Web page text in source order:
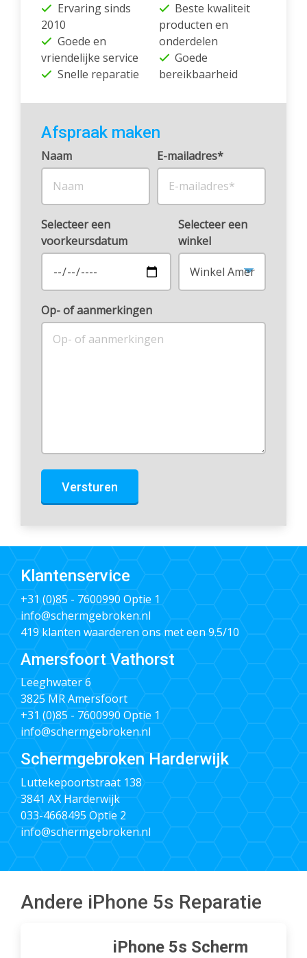
Ervaring sinds
2010
Goede en
vriendelijke service
Snelle reparatie
Beste kwaliteit
producten en
onderdelen
Goede
bereikbaarheid
Afspraak maken
Naam E-mailadres*
Selecteer een
voorkeursdatum
Selecteer een
winkel
Op- of aanmerkingen
Versturen
Klantenservice
+31 (0)85 - 7600990 Optie 1
info@schermgebroken.nl
419 klanten waarderen ons met een 9.5/10
Amersfoort Vathorst
Leeghwater 6
3825 MR Amersfoort
+31 (0)85 - 7600990 Optie 1
info@schermgebroken.nl
Schermgebroken Harderwijk
Luttekepoortstraat 138
3841 AX Harderwijk
033-4668495 Optie 2
info@schermgebroken.nl
Andere iPhone 5s Reparatie
iPhone 5s Scherm